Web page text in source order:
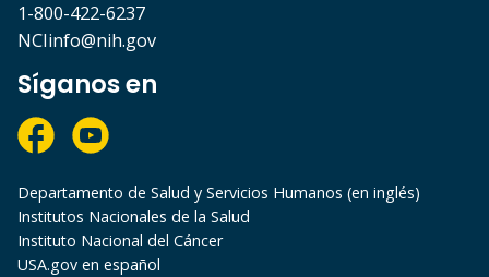
1-800-422-6237
NCIinfo@nih.gov
Síganos en
Departamento de Salud y Servicios Humanos (en inglés)
Institutos Nacionales de la Salud
Instituto Nacional del Cáncer
USA.gov en español